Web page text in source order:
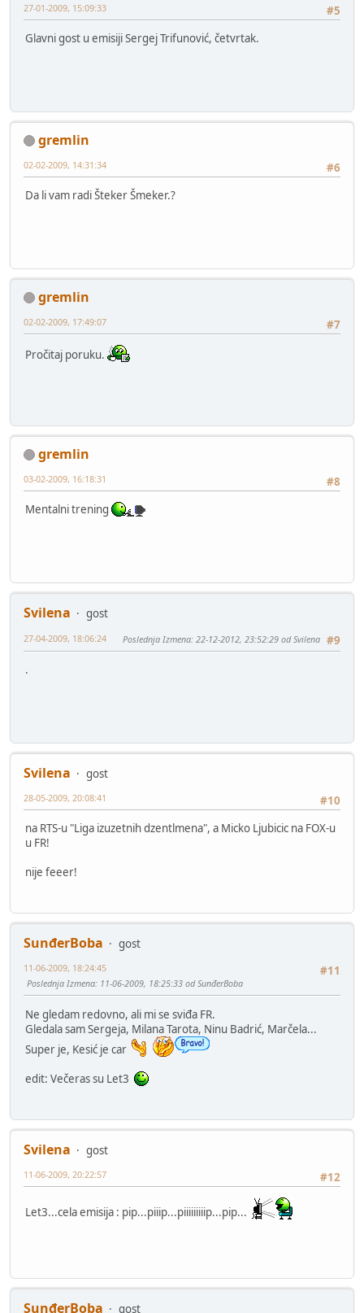
#5
27-01-2009, 15:09:33
Glavni gost u emisiji Sergej Trifunović, četvrtak.
gremlin
#6
02-02-2009, 14:31:34
Da li vam radi Šteker Šmeker.?
gremlin
#7
02-02-2009, 17:49:07
Pročitaj poruku.
gremlin
#8
03-02-2009, 16:18:31
Mentalni trening
Svilena
gost
#9
27-04-2009, 18:06:24 Poslednja Izmena: 22-12-2012, 23:52:29 od Svilena
.
Svilena
gost
#10
28-05-2009, 20:08:41
na RTS-u "Liga izuzetnih dzentlmena", a Micko Ljubicic na FOX-u
u FR!
nije feeer!
SunđerBoba
gost
#11
11-06-2009, 18:24:45
Poslednja Izmena: 11-06-2009, 18:25:33 od SunđerBoba
Ne gledam redovno, ali mi se sviđa FR.
Gledala sam Sergeja, Milana Tarota, Ninu Badrić, Marčela...
Super je, Kesić je car
edit: Večeras su Let3
Svilena
gost
#12
11-06-2009, 20:22:57
Let3...cela emisija : pip...piiip...piiiiiiiiip...pip...
SunđerBoba gost